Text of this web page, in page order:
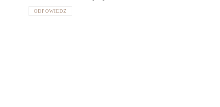
ODPOWIEDZ